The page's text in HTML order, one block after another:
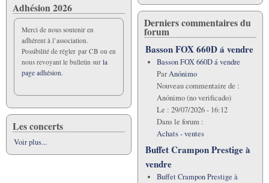
Adhésion 2026
Merci de nous soutenir en
adhérent à l’association.
Possibilité de régler par CB ou en
nous revoyant le bulletin sur la
page adhésion.
Les concerts
Voir plus...
Derniers commentaires du
forum
Basson FOX 660D á vendre
Basson FOX 660D á vendre
ParAnónimo
Nouveau commentaire de :
Anónimo (no verificado)
Le : 29/07/2026 - 16:12
Dans le forum :
Achats - ventes
Buffet Crampon Prestige à
vendre
Buffet Crampon Prestige à